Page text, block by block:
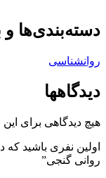
دسته‌بندی‌ها
روانشناسی
دیدگاهها
هیچ دیدگاهی برای
اولین نفری باشید
روانی گنجی”